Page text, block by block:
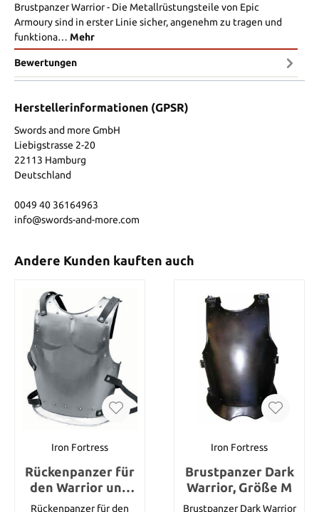
Brustpanzer Warrior - Die Metallrüstungsteile von Epic
Armoury sind in erster Linie sicher, angenehm zu tragen und
funktiona… Mehr
Bewertungen
Herstellerinformationen (GPSR)
Swords and more GmbH
Liebigstrasse 2-20
22113 Hamburg
Deutschland
0049 40 36164963
info@swords-and-more.com
Andere Kunden kauften auch
Iron Fortress
Rückenpanzer für
den Warrior und
Drake
Rückenpanzer für den
Iron Fortress
Brustpanzer Dark
Warrior, Größe M
Brustpanzer Dark Warrior